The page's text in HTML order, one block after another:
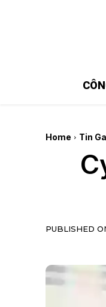
Home Tin
PUBLISHED